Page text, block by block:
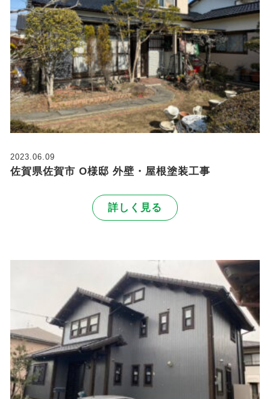
2023.06.09
佐賀県佐賀市 O様邸 外壁・屋根塗装工事
詳しく見る